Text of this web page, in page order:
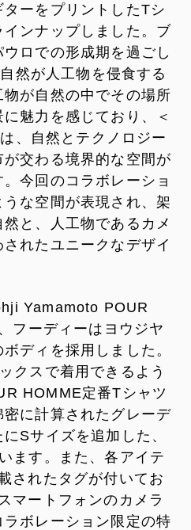
ーをプリントしたTシ
ンナップしました。ブ
ロでの形成期を過ごし
然が人工物を侵食する
が自然の中でその場所
魅力を感じており、＜
、自然とテクノロジー
交わる境界的な空間が
今回のコラボレーショ
な空間が表現され、架
と、人工物であるカメ
れたユニークなデザイ
Yamamoto POUR
フーディーはヨウジヤ
ディを採用しました。
クスで着用できるよう
HOMME定番Tシャツ
に計算されたグレーデ
Sサイズを追加した、
ます。また、各アイテ
されたタグが付いてお
マートフォンのカメラ
ボレーション限定の特